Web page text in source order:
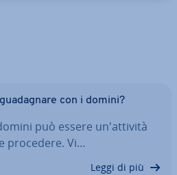
con i domini?
può essere un'at­ti­vi­tà
procedere. Vi…
Leggi di più